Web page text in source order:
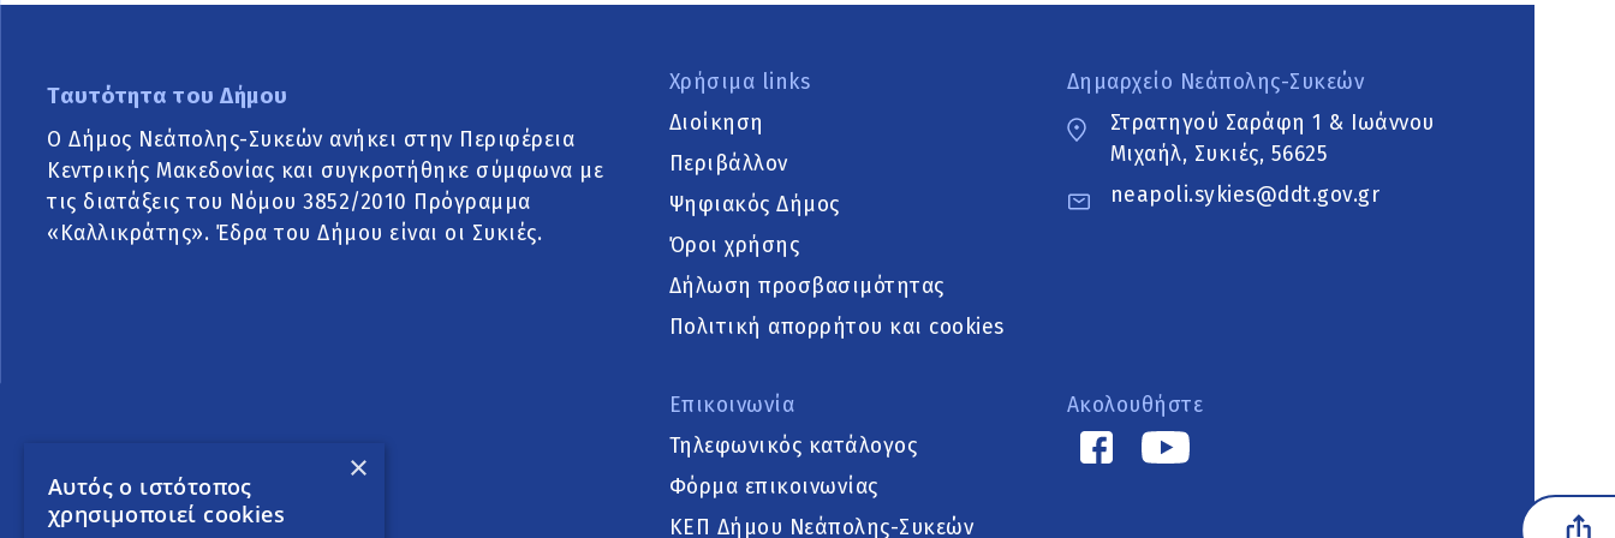
Ταυτότητα του Δήμου
Ο Δήμος Νεάπολης-Συκεών ανήκει στην Περιφέρεια
Κεντρικής Μακεδονίας και συγκροτήθηκε σύμφωνα με
τις διατάξεις του Νόμου 3852/2010 Πρόγραμμα
«Καλλικράτης». Έδρα του Δήμου είναι οι Συκιές.
Χρήσιμα links
Διοίκηση
Περιβάλλον
Ψηφιακός Δήμος
Όροι χρήσης
Δήλωση προσβασιμότητας
Πολιτική απορρήτου και cookies
Επικοινωνία
Τηλεφωνικός κατάλογος
Φόρμα επικοινωνίας
ΚΕΠ Δήμου Νεάπολης-Συκεών
Δημαρχείο Νεάπολης-Συκεών
Στρατηγού Σαράφη 1 & Ιωάννου
Μιχαήλ, Συκιές, 56625
neapoli.sykies@ddt.gov.gr
Ακολουθήστε
×
Αυτός ο ιστότοπος
χρησιμοποιεί cookies